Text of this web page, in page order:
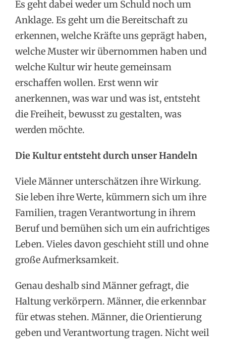
Es geht dabei weder um Schuld noch um
Anklage. Es geht um die Bereitschaft zu
erkennen, welche Kräfte uns geprägt haben,
welche Muster wir übernommen haben und
welche Kultur wir heute gemeinsam
erschaffen wollen. Erst wenn wir
anerkennen, was war und was ist, entsteht
die Freiheit, bewusst zu gestalten, was
werden möchte.
Die Kultur entsteht durch unser Handeln
Viele Männer unterschätzen ihre Wirkung.
Sie leben ihre Werte, kümmern sich um ihre
Familien, tragen Verantwortung in ihrem
Beruf und bemühen sich um ein aufrichtiges
Leben. Vieles davon geschieht still und ohne
große Aufmerksamkeit.
Genau deshalb sind Männer gefragt, die
Haltung verkörpern. Männer, die erkennbar
für etwas stehen. Männer, die Orientierung
geben und Verantwortung tragen. Nicht weil